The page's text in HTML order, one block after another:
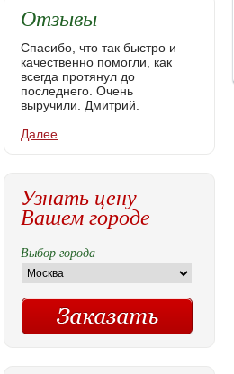
Отзывы
Спасибо, что так быстро и
качественно помогли, как
всегда протянул до
последнего. Очень
выручили. Дмитрий.
Далее
Узнать цену
Вашем городе
Выбор города